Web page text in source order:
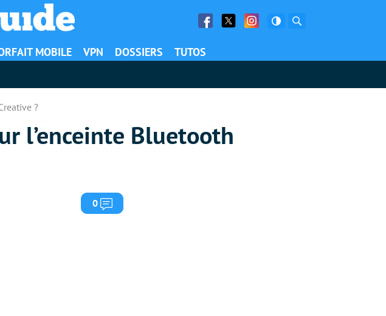
Facebook
Twitter Facebook
MOBILE VPN DOSSIERS TUTOS
?
l’enceinte Bluetooth
0 Commentaires